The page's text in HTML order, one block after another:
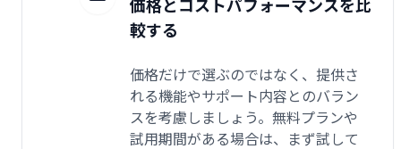
較する
価格だけで選ぶのではなく、提供さ
れる機能やサポート内容とのバラン
スを考慮しましょう。無料プランや
試用期間がある場合は、まず試して